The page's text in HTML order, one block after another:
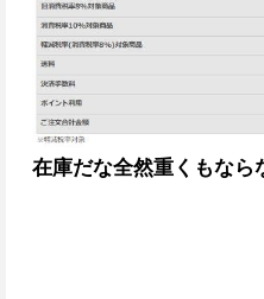
在庫だな全然重くもなら